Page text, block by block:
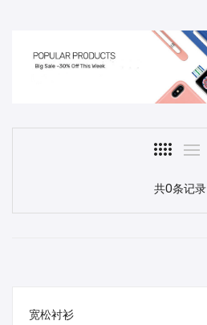
共0条记录
宽松衬衫